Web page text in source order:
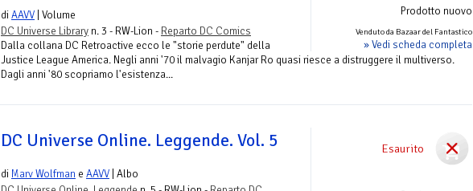
Prodotto nuovo
Venduto da Bazaar del Fantastico
» Vedi scheda completa
diAAVV | Volume
DC Universe Library n. 3 - RW-Lion - Reparto DC Comics
Dalla collana DC Retroactive ecco le "storie perdute" della
Justice League America. Negli anni '70 il malvagio Kanjar Ro quasi riesce a distruggere il multiverso.
Dagli anni '80 scopriamo l'esistenza...
Esaurito
DC Universe Online. Leggende. Vol. 5
di Marv Wolfman e AAVV | Albo